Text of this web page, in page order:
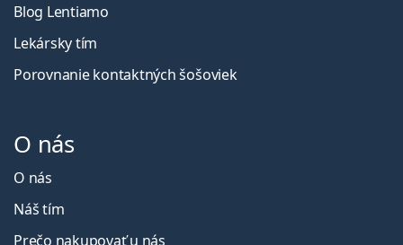
Blog Lentiamo
Lekársky tím
Porovnanie kontaktných šošoviek
O nás
O nás
Náš tím
Prečo nakupovať u nás